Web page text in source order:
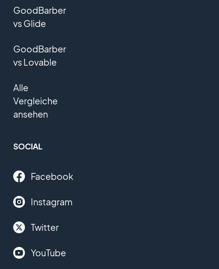
GoodBarber
vs Glide
GoodBarber
vs Lovable
Alle
Vergleiche
ansehen
SOCIAL
Facebook
Instagram
Twitter
YouTube